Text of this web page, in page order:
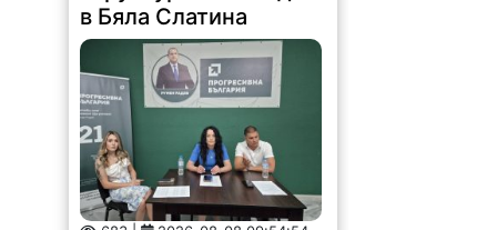
в Бяла Слатина
683 | 2026-08-08 09:54:54